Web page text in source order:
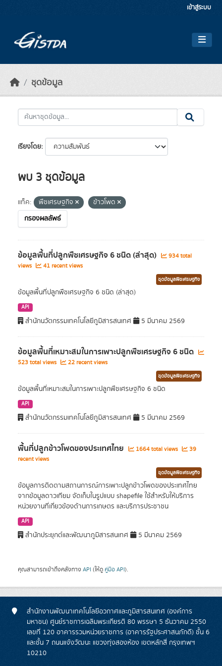
เข้าสู่ระบบ
ชุดข้อมูล
เรียงโดย
พบ 3 ชุดข้อมูล
แท็ค: พืชเศรษฐกิจ
ข้าวโพด
กรองผลลัพธ์
ข้อมูลพื้นที่ปลูกพืชเศรษฐกิจ 6 ชนิด (ล่าสุด)
934 total
views
41 recent views
ชุดข้อมูลพืชเศรษฐกิจ
ข้อมูลพื้นที่ปลูกพืชเศรษฐกิจ 6 ชนิด (ล่าสุด)
API
สำนักนวัตกรรมเทคโนโลยีภูมิสารสนเทศ 5 มีนาคม 2569
ข้อมูลพื้นที่เหมาะสมในการเพาะปลูกพืชเศรษฐกิจ 6 ชนิด
523 total views 22 recent views
ชุดข้อมูลพืชเศรษฐกิจ
ข้อมูลพื้นที่เหมาะสมในการเพาะปลูกพืชเศรษฐกิจ 6 ชนิด
API
สำนักนวัตกรรมเทคโนโลยีภูมิสารสนเทศ 5 มีนาคม 2569
พื้นที่ปลูกข้าวโพดของประเทศไทย 1664 total views
39
recent views
ชุดข้อมูลพืชเศรษฐกิจ
ข้อมูลการติดตามสถานการณ์การเพาะปลูกข้าวโพดของประเทศไทย
จากข้อมูลดาวเทียม จัดเก็บในรูปแบบ shapefile ใช้สำหรับให้บริการ
หน่วยงานที่เกี่ยวข้องด้านการเกษตร และบริการประชาชน
API
สำนักประยุกต์และพัฒนาภูมิสารสนเทศ 5 มีนาคม 2569
คุณสามารถเข้าถึงคลังทาง API (ให้ดู คู่มือ API).
สำนักงานพัฒนาเทคโนโลยีอวกาศและภูมิสารสนเทศ (องค์การ
มหาชน) ศูนย์ราชการเฉลิมพระเกียรติ 80 พรรษา 5 ธันวาคม 2550
เลขที่ 120 อาคารรวมหน่วยราชการ (อาคารรัฐประศาสนภักดี) ชั้น 6
และชั้น 7 ถนนแจ้งวัฒนะ แขวงทุ่งสองห้อง เขตหลักสี่ กรุงเทพฯ
10210